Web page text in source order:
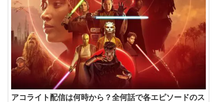
アコライト配信は何時から？全何話で各エピソードのス